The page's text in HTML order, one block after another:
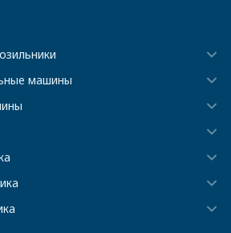
машины